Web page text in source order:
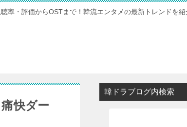
率・評価からOSTまで！韓流エンタメの最新トレンドを
快ダー
韓ドラブログ内検索